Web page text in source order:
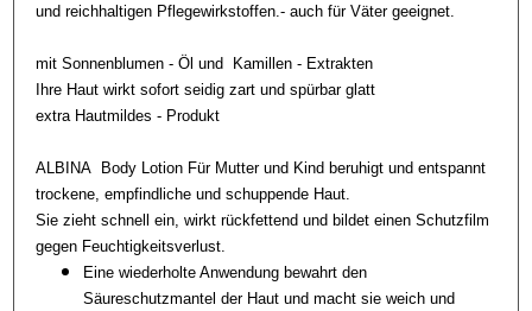
und reichhaltigen Pflegewirkstoffen.- auch für Väter geeignet.
mit Sonnenblumen - Öl und Kamillen - Extrakten
Ihre Haut wirkt sofort seidig zart und spürbar glatt
extra Hautmildes - Produkt
ALBINA Body Lotion Für Mutter und Kind beruhigt und entspannt
trockene, empfindliche und schuppende Haut.
Sie zieht schnell ein, wirkt rückfettend und bildet einen Schutzfilm
gegen Feuchtigkeitsverlust.
Eine wiederholte Anwendung bewahrt den
Säureschutzmantel der Haut und macht sie weich und